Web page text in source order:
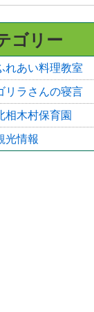
ゴリー
れあい料理教室
リラさんの寝言
相木村保育園
光情報